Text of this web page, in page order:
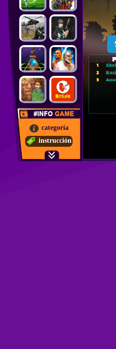
categoría
instrucción